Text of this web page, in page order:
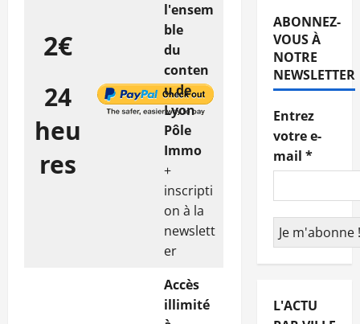
2€
24
heu
res
l'ensem
ble
du
conten
u de
Lyon
Pôle
Immo
+
inscripti
on à la
newslett
er
Accès
illimité
ABONNEZ-
VOUS À
NOTRE
NEWSLETTER
Entrez
votre e-
mail *
L'ACTU